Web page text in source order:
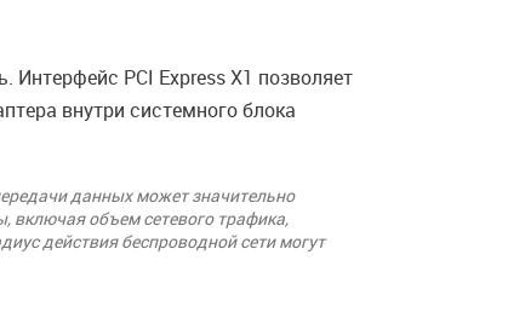
Интерфейс PCI Express X1 позволяет
внутри системного блока
данных может значительно
включая объем сетевого трафика,
действия беспроводной сети могут